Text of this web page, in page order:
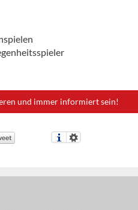
und immer informiert sein!